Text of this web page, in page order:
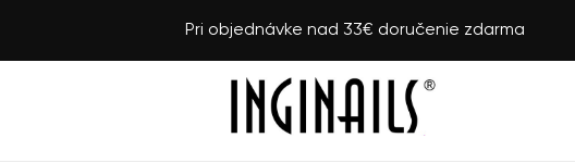
Pri objednávke nad 33€ doručenie zdarma